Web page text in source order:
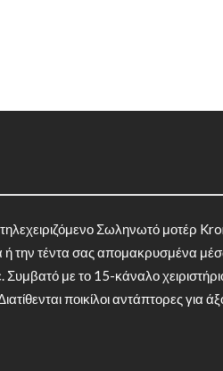
Σωληνωτό μοτέρ
ή την τέντα σας απομακρυσμένα
με το 15-κάναλο
ποικίλοι αντάπτορες για